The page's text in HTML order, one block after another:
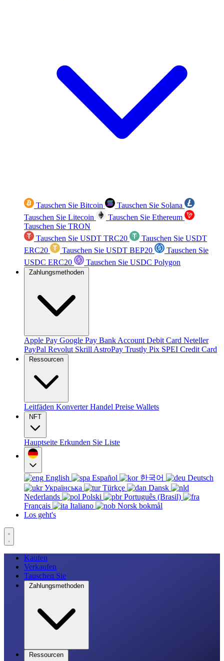
Tauschen Sie Bitcoin
Tauschen Sie Solana
Tauschen Sie Litecoin
Tauschen Sie Ethereum
Tauschen Sie TRON
Tauschen Sie USDT TRC20
Tauschen Sie USDT
ERC20
Tauschen Sie USDT BEP20
Tauschen Sie
USDC ERC20
Tauschen Sie USDC Polygon
Zahlungsmethoden
Apple Pay Google Pay Bank Account Debit Card Neteller
PayPal Revolut Skrill AstroPay Trustly Pix SPEI Credit Card
Ressourcen
Leitfäden KonverterHandel Preise Wallets
NFT
Hauptseite Erkunden Sie Liste
English Español 한국어
Deutsch
Українська
Türkçe
Dansk
Nederlands
Polski
Português (Brasil)
Français
Italiano
Norsk bokmål
Los geht's
Kaufen
Verkaufen
Tauschen Sie
Zahlungsmethoden
Ressourcen